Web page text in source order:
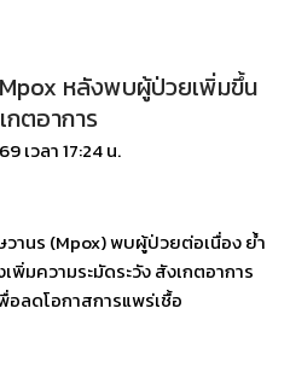
หลังพบผู้ป่วยเพิ่มขึ้น
กตอาการ
เวลา 17:24 น.
านร (Mpox) พบผู้ป่วยต่อเนื่อง ย้ำ
พิ่มความระมัดระวัง สังเกตอาการ
อลดโอกาสการแพร่เชื้อ